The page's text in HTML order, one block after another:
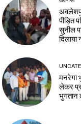
पीड़ित
सुनील
दिलाया
मनरेगा
लेकर
भुगतान